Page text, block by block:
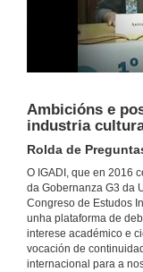
Ambicións e
industria
Rolda de
O IGADI, que en 2016
da Gobernanza G3 da
Congreso de Estudos
unha plataforma de
interese académico e
vocación de
internacional para a